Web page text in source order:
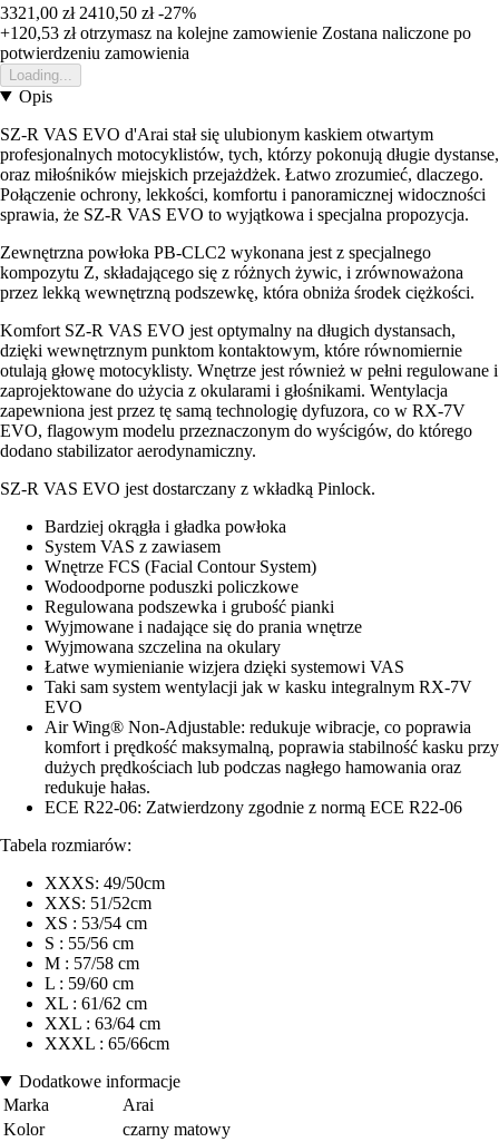
3321,00 zł 2410,50 zł -27%
+120,53 złotrzymasz na kolejne zamowienie Zostana naliczone po
potwierdzeniu zamowienia
Loading...
Opis
SZ-R VAS EVO d'Arai stał się ulubionym kaskiem otwartym
profesjonalnych motocyklistów, tych, którzy pokonują długie dystanse,
oraz miłośników miejskich przejażdżek. Łatwo zrozumieć, dlaczego.
Połączenie ochrony, lekkości, komfortu i panoramicznej widoczności
sprawia, że SZ-R VAS EVO to wyjątkowa i specjalna propozycja.
Zewnętrzna powłoka PB-CLC2 wykonana jest z specjalnego
kompozytu Z, składającego się z różnych żywic, i zrównoważona
przez lekką wewnętrzną podszewkę, która obniża środek ciężkości.
Komfort SZ-R VAS EVO jest optymalny na długich dystansach,
dzięki wewnętrznym punktom kontaktowym, które równomiernie
otulają głowę motocyklisty. Wnętrze jest również w pełni regulowane i
zaprojektowane do użycia z okularami i głośnikami. Wentylacja
zapewniona jest przez tę samą technologię dyfuzora, co w RX-7V
EVO, flagowym modelu przeznaczonym do wyścigów, do którego
dodano stabilizator aerodynamiczny.
SZ-R VAS EVO jest dostarczany z wkładką Pinlock.
Bardziej okrągła i gładka powłoka
System VAS z zawiasem
Wnętrze FCS (Facial Contour System)
Wodoodporne poduszki policzkowe
Regulowana podszewka i grubość pianki
Wyjmowane i nadające się do prania wnętrze
Wyjmowana szczelina na okulary
Łatwe wymienianie wizjera dzięki systemowi VAS
Taki sam system wentylacji jak w kasku integralnym RX-7V
EVO
Air Wing® Non-Adjustable: redukuje wibracje, co poprawia
komfort i prędkość maksymalną, poprawia stabilność kasku przy
dużych prędkościach lub podczas nagłego hamowania oraz
redukuje hałas.
ECE R22-06: Zatwierdzony zgodnie z normą ECE R22-06
Tabela rozmiarów:
XXXS: 49/50cm
XXS: 51/52cm
XS : 53/54 cm
S : 55/56 cm
M : 57/58 cm
L : 59/60 cm
XL : 61/62 cm
XXL : 63/64 cm
XXXL : 65/66cm
Dodatkowe informacje
Marka
Arai
Kolor
czarny matowy